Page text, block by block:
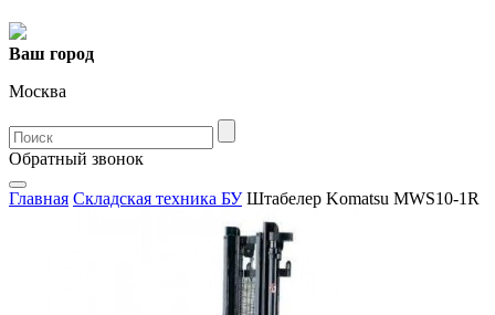
Ваш город
Москва
Oбратный звонок
Главная Складская техника БУШтабелер Komatsu MWS10-1R